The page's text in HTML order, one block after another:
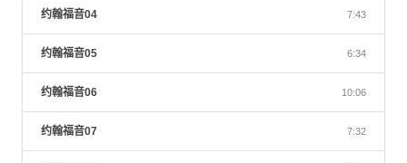
约翰福音04 7:43
约翰福音05 6:34
约翰福音06 10:06
约翰福音07 7:32